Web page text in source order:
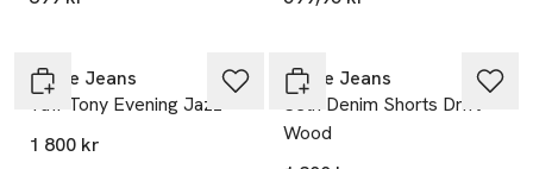
Nudie Jeans
Tuff Tony Evening Jazz
1 800 kr
Nudie Jeans
Seth Denim Shorts Drift
Wood